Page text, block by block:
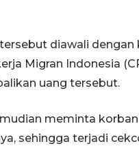
diawali
Migran Indonesia
uang tersebut.
meminta
sehingga terjadi